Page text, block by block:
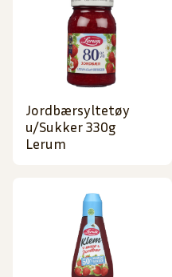
Jordbærsyltetøy
u/Sukker 330g
Lerum